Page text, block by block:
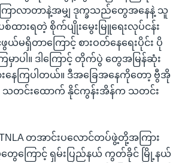
ြာလာတာနဲ့အမျှ ဒုက္ခသည်တွေအနေနဲ့ သူ
ထားရတဲ့ စိုက်ပျိုးမွေးမြူရေးလုပ်ငန်း
မရှိတာကြောင့် စားဝတ်နေရေးပိုင်း ပို
မှာပါ။ ဒါကြောင့် တိုက်ပွဲ တွေအမြန်ဆုံး
ေကြပါတယ်။ ဒီအခြေအနေကိုတော့ ဗွီအို
သတင်းထောက် နိုင်ကွန်းအိန်က သတင်း
TNLA တအာင်းပလောင်တပ်ဖွဲ့တို့အကြား
တွေကြောင့် ရှမ်းပြည်နယ် ကွတ်ခိုင် မြို့နယ်